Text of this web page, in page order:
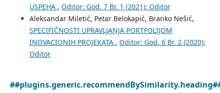
USPEHA , Oditor: God. 7 Br. 1 (2021): Oditor
Aleksandar Miletić, Petar Belokapić, Branko Nešić,
SPECIFIČNOSTI UPRAVLJANJA PORTFOLIJOM
INOVACIONIH PROJEKATA , Oditor: God. 6 Br. 2 (2020):
Oditor